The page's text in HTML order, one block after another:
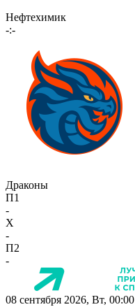
Нефтехимик
-:-
Драконы
П1
-
X
-
П2
-
08 сентября 2026, Вт, 00:00